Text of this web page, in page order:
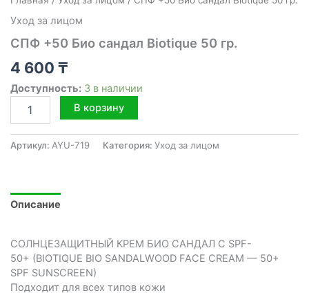
Уход за лицом
СПФ +50 Био сандал Biotique 50 гр.
4 600 ₸
Доступность: 3 в наличии
товара
+50
50
В корзину
Артикул: AYU-719 Категория: Уход за лицом
Описание
СОЛНЦЕЗАЩИТНЫЙ КРЕМ БИО САНДАЛ С SPF-
50+ (BIOTIQUE BIO SANDALWOOD FACE CREAM — 50+
SPF SUNSCREEN)
Подходит для всех типов кожи